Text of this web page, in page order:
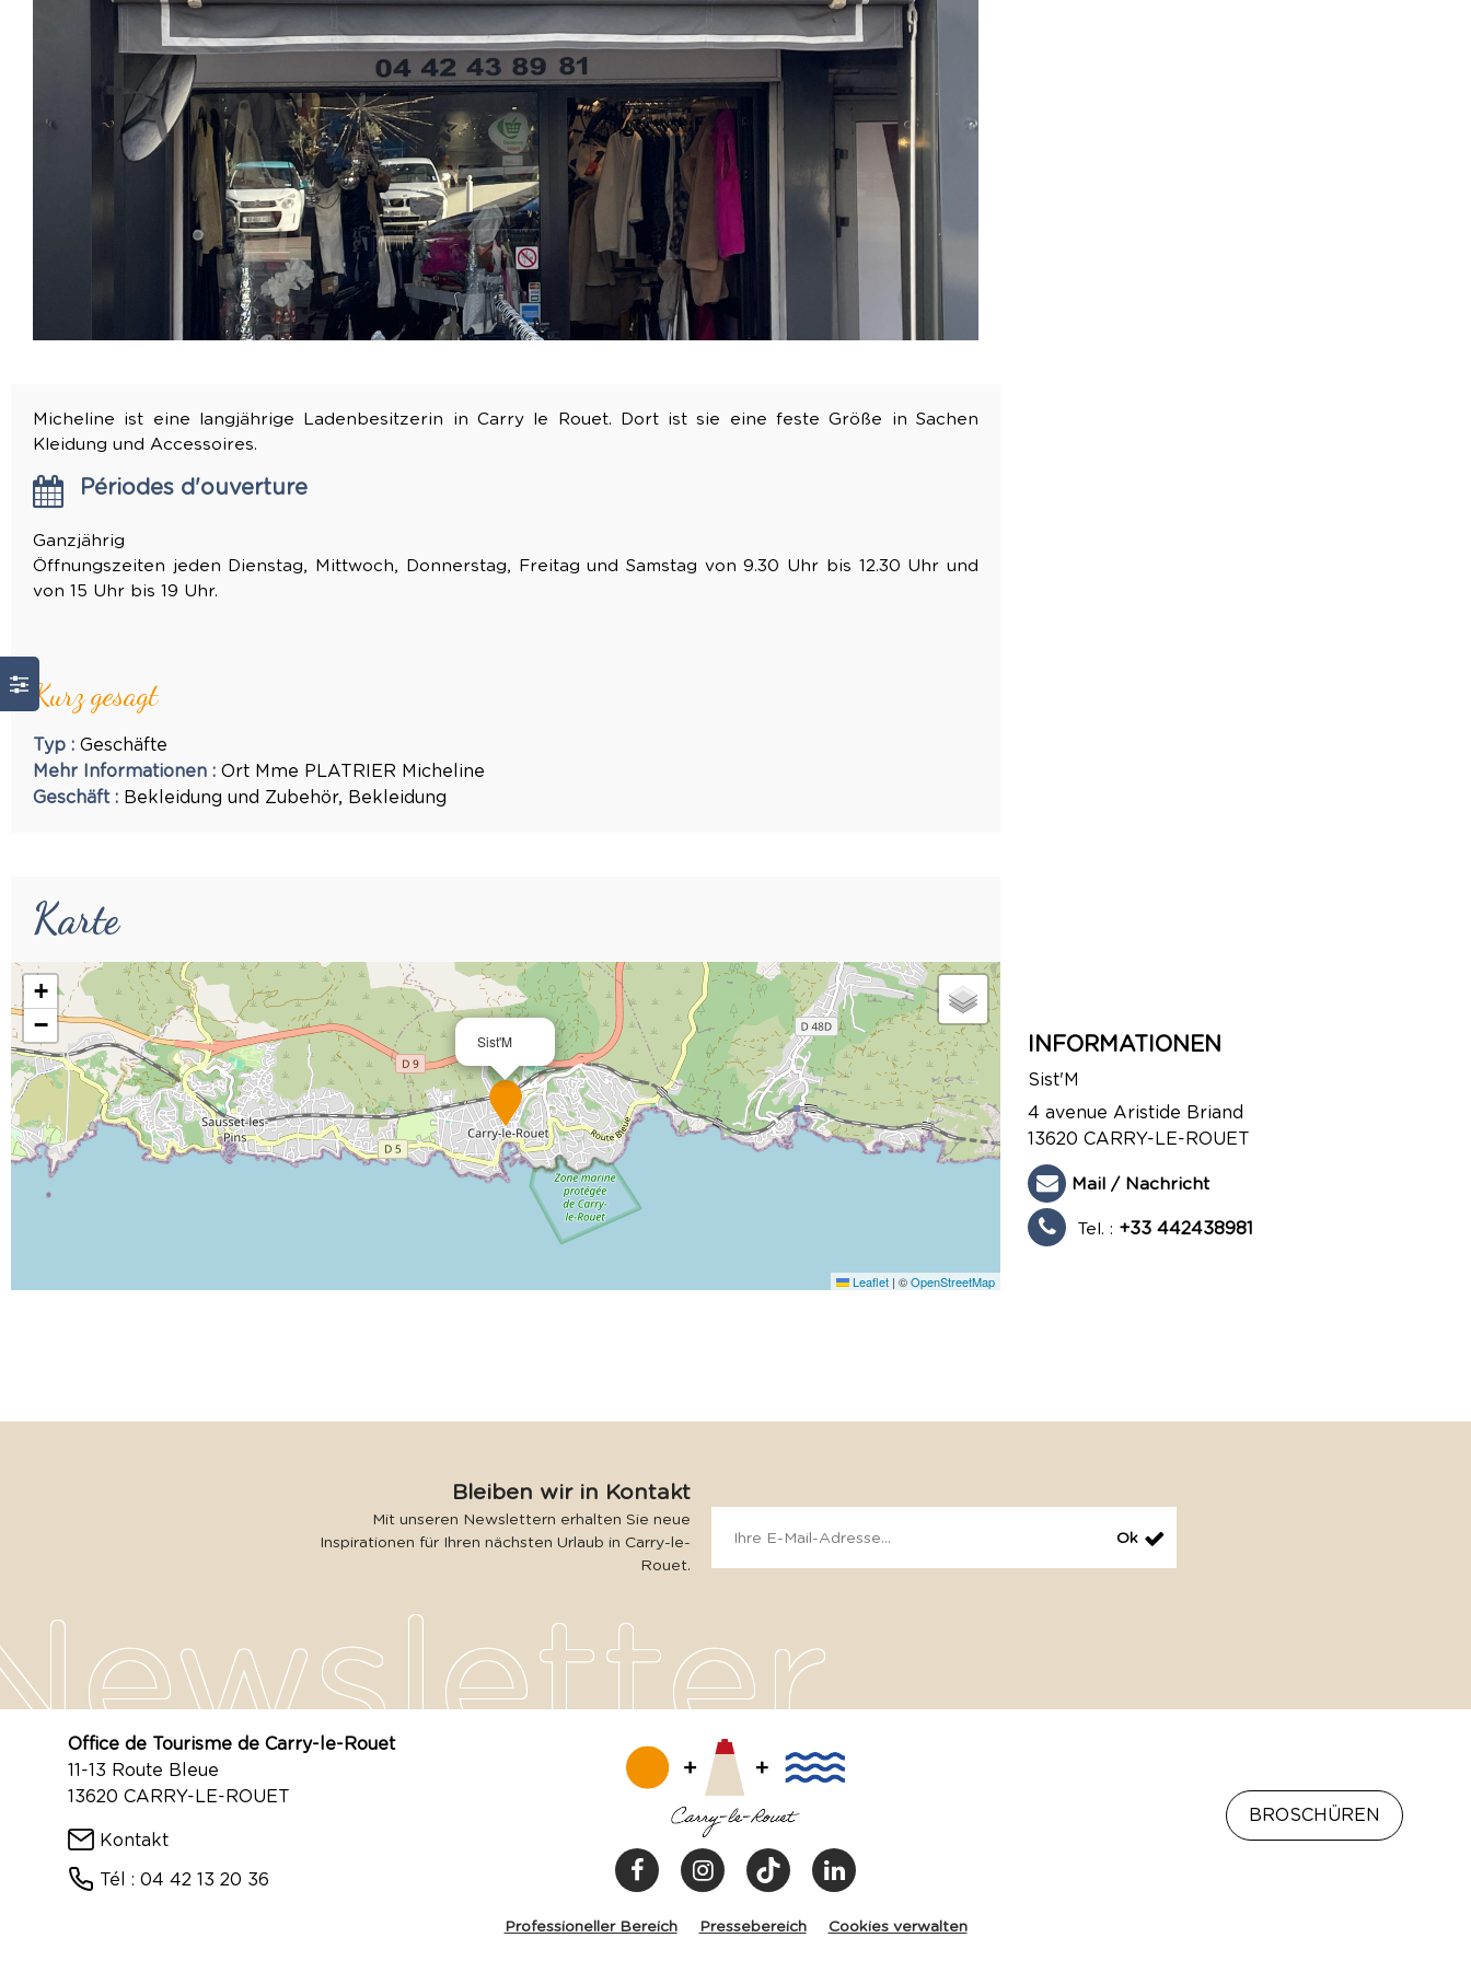
INFORMATIONEN
Sist'M
4 avenue Aristide Briand
13620 CARRY-LE-ROUET
Mail / Nachricht
Tel. : +33 442438981
Micheline ist eine langjährige Ladenbesitzerin in Carry le Rouet. Dort ist sie eine feste Größe in Sachen
Kleidung und Accessoires.
Périodes d'ouverture
Ganzjährig
Öffnungszeiten jeden Dienstag, Mittwoch, Donnerstag, Freitag und Samstag von 9.30 Uhr bis 12.30 Uhr und
von 15 Uhr bis 19 Uhr.
Kurz gesagt
Typ : Geschäfte
Mehr Informationen : Ort Mme PLATRIER Micheline
Geschäft : Bekleidung und Zubehör Bekleidung
Karte
Sist'M
+
−
Leaflet | ©OpenStreetMap
Bleiben wir in Kontakt
Mit unseren Newslettern erhalten Sie neue
Inspirationen für Ihren nächsten Urlaub in Carry-le-
Rouet.
Office de Tourisme de Carry-le-Rouet
11-13 Route Bleue
13620 CARRY-LE-ROUET
Kontakt
Tél : 04 42 13 20 36
BROSCHÜREN
Professioneller Bereich Pressebereich Cookies verwalten